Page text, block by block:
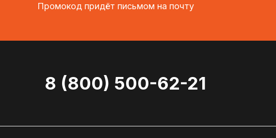
Промокод придёт письмом на почту
8 (800) 500-62-21